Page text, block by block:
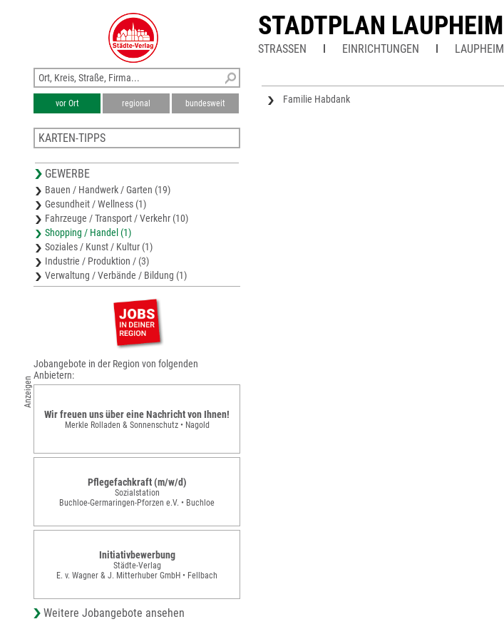
STADTPLAN LAUPHEIM
STRASSEN EINRICHTUNGEN LAUPHEIM
Familie Habdank
vor Ort regional bundesweit
KARTEN-TIPPS
Stadtplan Maselheim
Karte Landkreis Biberach
Stadtplan Biberach
Stadtplan Ehingen (Donau)
GEWERBE
Bauen / Handwerk / Garten (19)
Gesundheit / Wellness (1)
Fahrzeuge / Transport / Verkehr (10)
Shopping / Handel (1)
Soziales / Kunst / Kultur (1)
Industrie / Produktion / (3)
Verwaltung / Verbände / Bildung (1)
Anzeigen
Jobangebote in der Region von folgenden
Anbietern:
Wir freuen uns über eine Nachricht von Ihnen!
Merkle Rolladen & Sonnenschutz • Nagold
Pflegefachkraft (m/w/d)
Sozialstation
Buchloe-Germaringen-Pforzen e.V. • Buchloe
Initiativbewerbung
Städte-Verlag
E. v. Wagner & J. Mitterhuber GmbH • Fellbach
Weitere Jobangebote ansehen